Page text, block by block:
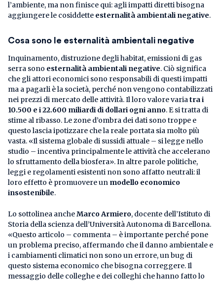
l’ambiente, ma non finisce qui: agli impatti diretti bisogna
aggiungere le cosiddette esternalità ambientali negative.
Cosa sono le esternalità ambientali negative
Inquinamento, distruzione degli habitat, emissioni di gas
serra sono esternalità ambientali negative. Ciò significa
che gli attori economici sono responsabili di questi impatti
ma a pagarli è la società, perché non vengono contabilizzati
nei prezzi di mercato delle attività. Il loro valore variatra i
10.500 e i 22.600 miliardi di dollari ogni anno. E si tratta di
stime al ribasso. Le zone d’ombra dei dati sono troppe e
questo lascia ipotizzare che la reale portata sia molto più
vasta. «Il sistema globale di sussidi attuale – si legge nello
studio – incentiva principalmente le attività che accelerano
lo sfruttamento della biosfera». In altre parole politiche,
leggi e regolamenti esistenti non sono affatto neutrali: il
loro effetto è promuovere un modello economico
insostenibile.
Lo sottolinea ancheMarco Armiero, docente dell’Istituto di
Storia della scienza dell’Università Autonoma di Barcellona.
«Questo articolo – commenta – è importante perché pone
un problema preciso, affermando che il danno ambientale e
i cambiamenti climatici non sono un errore, un bug di
questo sistema economico che bisogna correggere. Il
messaggio delle colleghe e dei colleghi che hanno fatto lo